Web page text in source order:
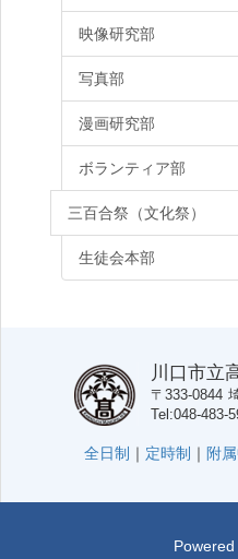
映像研究部
写真部
漫画研究部
ボランティア部
三百合祭（文化祭）
生徒会本部
川口市立
〒333-0844
Tel 048-483-
全日制 ｜ 定時制 ｜ 附属
Powered